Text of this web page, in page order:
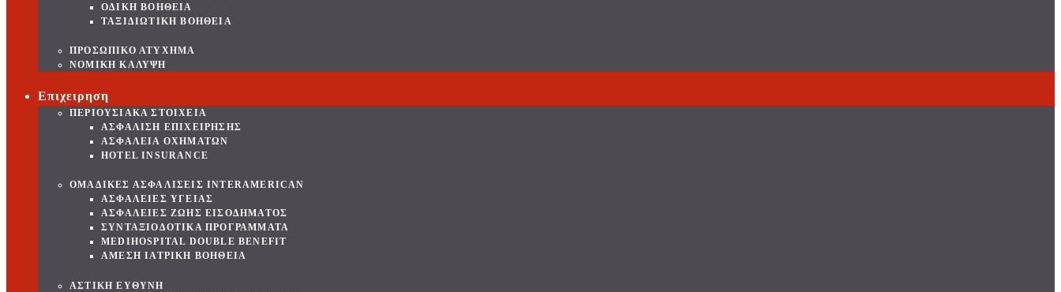
ΟΔΙΚΗ ΒΟΗΘΕΙΑ
ΤΑΞΙΔΙΩΤΙΚΗ ΒΟΗΘΕΙΑ
ΠΡΟΣΩΠΙΚΟ ΑΤΥΧΗΜΑ
ΝΟΜΙΚΗ ΚΑΛΥΨΗ
Επιχειρηση
ΠΕΡΙΟΥΣΙΑΚΑ ΣΤΟΙΧΕΙΑ
ΑΣΦΑΛΙΣΗ ΕΠΙΧΕΙΡΗΣΗΣ
ΑΣΦΑΛΕΙΑ ΟΧΗΜΑΤΩΝ
HOTEL INSURANCE
ΟΜΑΔΙΚΕΣ ΑΣΦΑΛΙΣΕΙΣ INTERAMERICAN
ΑΣΦΑΛΕΙΕΣ ΥΓΕΙΑΣ
ΑΣΦΑΛΕΙΕΣ ΖΩΗΣ ΕΙΣΟΔΗΜΑΤΟΣ
ΣΥΝΤΑΞΙΟΔΟΤΙΚΑ ΠΡΟΓΡΑΜΜΑΤΑ
MEDIHOSPITAL DOUBLE BENEFIT
ΑΜΕΣΗ ΙΑΤΡΙΚΗ ΒΟΗΘΕΙΑ
ΑΣΤΙΚΗ ΕΥΘΥΝΗ